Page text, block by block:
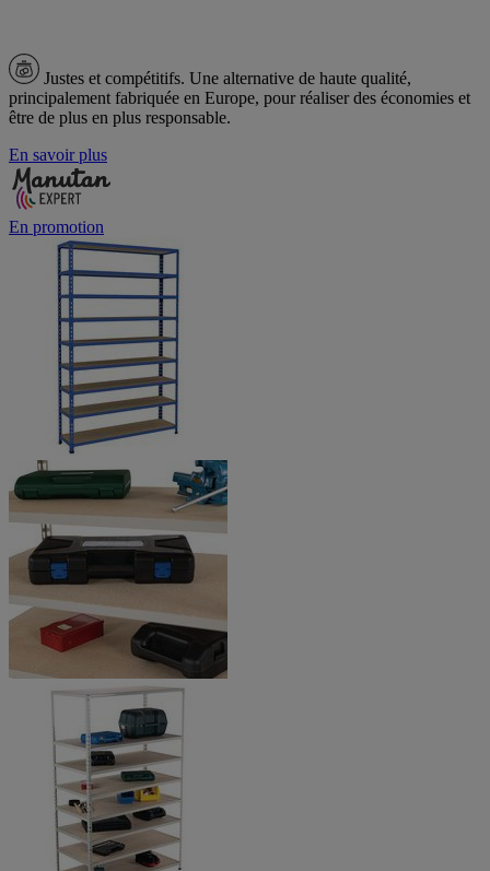
Justes et compétitifs. Une alternative de haute qualité,
principalement fabriquée en Europe, pour réaliser des économies et
être de plus en plus responsable.
En savoir plus
En promotion